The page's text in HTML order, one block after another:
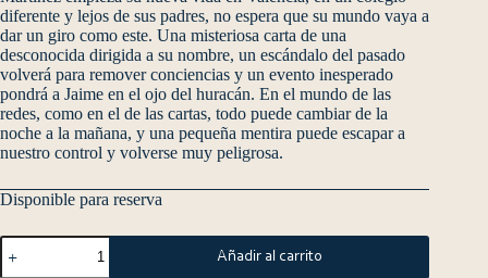
diferente y lejos de sus padres, no espera que su mundo vaya a
dar un giro como este. Una misteriosa carta de una
desconocida dirigida a su nombre, un escándalo del pasado
volverá para remover conciencias y un evento inesperado
pondrá a Jaime en el ojo del huracán. En el mundo de las
redes, como en el de las cartas, todo puede cambiar de la
noche a la mañana, y una pequeña mentira puede escapar a
nuestro control y volverse muy peligrosa.
Disponible para reserva
Añadir al carrito